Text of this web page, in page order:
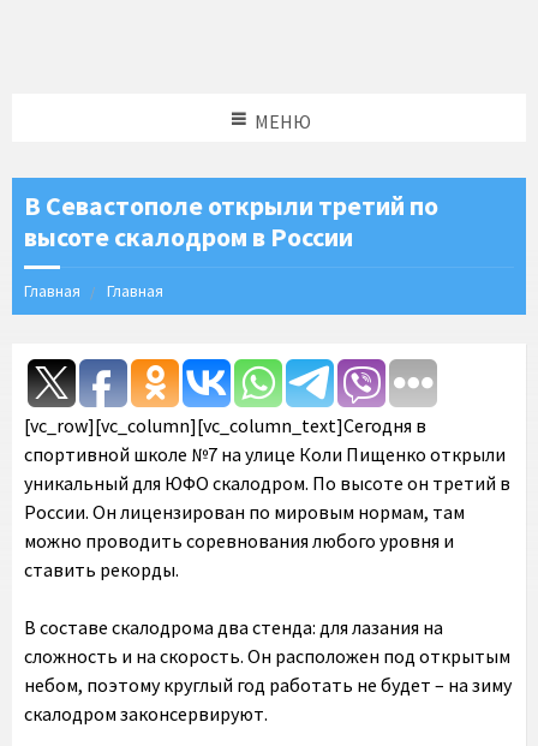
МЕНЮ
В Севастополе открыли третий по
высоте скалодром в России
Главная Главная
[vc_row][vc_column][vc_column_text]Сегодня в
спортивной школе №7 на улице Коли Пищенко открыли
уникальный для ЮФО скалодром. По высоте он третий в
России. Он лицензирован по мировым нормам, там
можно проводить соревнования любого уровня и
ставить рекорды.
В составе скалодрома два стенда: для лазания на
сложность и на скорость. Он расположен под открытым
небом, поэтому круглый год работать не будет – на зиму
скалодром законсервируют.